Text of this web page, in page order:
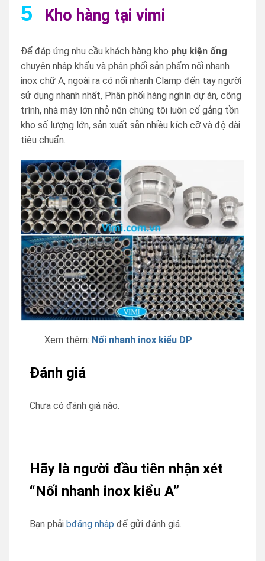
5 Kho hàng tại vimi
Để đáp ứng nhu cầu khách hàng kho phụ kiện ống
chuyên nhập khẩu và phân phối sản phẩm nối nhanh
inox chữ A, ngoài ra có nối nhanh Clamp đến tay người
sử dụng nhanh nhất, Phân phối hàng nghìn dự án, công
trình, nhà máy lớn nhỏ nên chúng tôi luôn cố gắng tồn
kho số lượng lớn, sản xuất sẵn nhiều kích cỡ và độ dài
tiêu chuẩn.
Xem thêm: Nối nhanh inox kiểu DP
Đánh giá
Chưa có đánh giá nào.
Hãy là người đầu tiên nhận xét
“Nối nhanh inox kiểu A”
Bạn phải bđăng nhập để gửi đánh giá.